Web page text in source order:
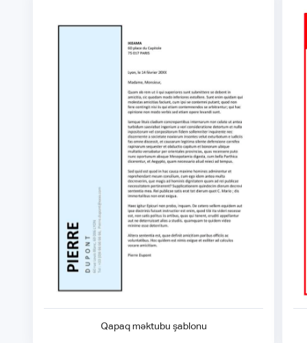
Qapaq məktubu şablonu